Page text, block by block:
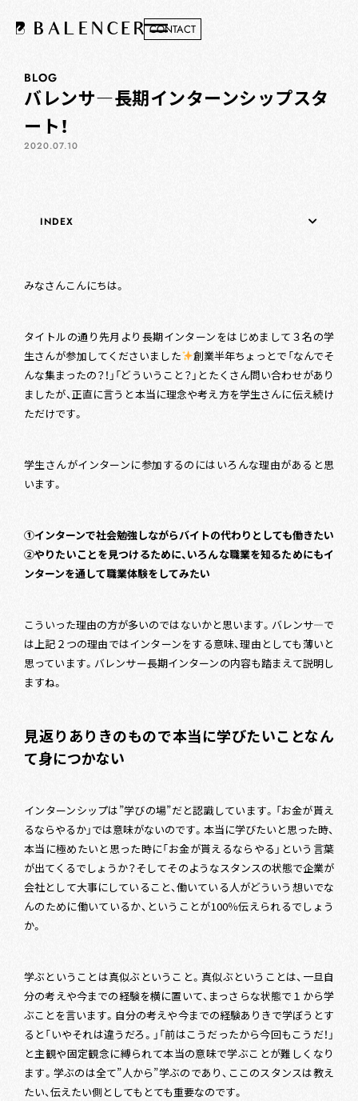
CONTACT
BLOG
バレンサ―長期インターンシップスタ
ート！
2020.07.10
INDEX
みなさんこんにちは。
タイトルの通り先月より長期インターンをはじめまして３名の学
生さんが参加してくださいました
創業半年ちょっとで「なんでそ
んな集まったの？！」「どういうこと？」とたくさん問い合わせがあり
ましたが、正直に言うと本当に理念や考え方を学生さんに伝え続け
ただけです。
学生さんがインターンに参加するのにはいろんな理由があると思
います。
①インターンで社会勉強しながらバイトの代わりとしても働きたい
②やりたいことを見つけるために、いろんな職業を知るためにもイ
ンターンを通して職業体験をしてみたい
こういった理由の方が多いのではないかと思います。バレンサ―で
は上記２つの理由ではインターンをする意味、理由としても薄いと
思っています。バレンサー長期インターンの内容も踏まえて説明し
ますね。
見返りありきのもので本当に学びたいことなん
て身につかない
インターンシップは”学びの場”だと認識しています。「お金が貰え
るならやるか」では意味がないのです。本当に学びたいと思った時、
本当に極めたいと思った時に「お金が貰えるならやる」という言葉
が出てくるでしょうか？そしてそのようなスタンスの状態で企業が
会社として大事にしていること、働いている人がどういう想いでな
んのために働いているか、ということが100％伝えられるでしょう
か。
学ぶということは真似ぶということ。真似ぶということは、一旦自
分の考えや今までの経験を横に置いて、まっさらな状態で１から学
ぶことを言います。自分の考えや今までの経験ありきで学ぼうとす
ると「いやそれは違うだろ。」「前はこうだったから今回もこうだ！」
と主観や固定観念に縛られて本当の意味で学ぶことが難しくなり
ます。学ぶのは全て”人から”学ぶのであり、ここのスタンスは教え
たい、伝えたい側としてもとても重要なのです。